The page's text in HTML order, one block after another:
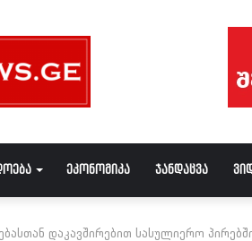
ეკონომიკა ჯანდაცვა
დაკავშირებით სასულიერო